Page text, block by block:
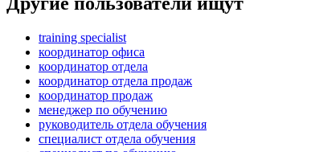
training specialist
координатор офиса
координатор отдела
координатор отдела продаж
координатор продаж
менеджер по обучению
руководитель отдела обучения
специалист отдела обучения